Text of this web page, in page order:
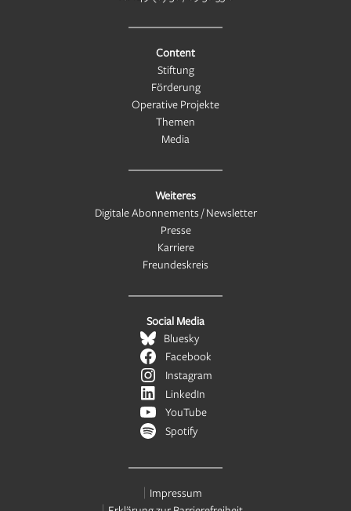
Content
Stiftung
Förderung
Operative Projekte
Themen
Media
Weiteres
Digitale Abonnements / Newsletter
Presse
Karriere
Freundeskreis
Social Media
Bluesky
Facebook
Instagram
LinkedIn
YouTube
Spotify
Impressum